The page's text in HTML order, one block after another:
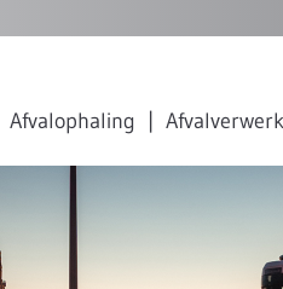
Afvalophaling